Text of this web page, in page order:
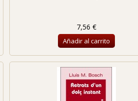
7,56 €
Añadir al carrito